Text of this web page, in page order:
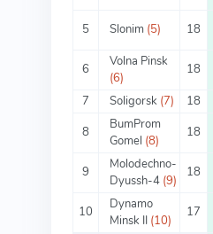
5
Slonim (5) 18
6
Volna Pinsk
(6)
18
7
Soligorsk (7) 18
8
BumProm
Gomel (8)
18
9
Molodechno-
Dyussh-4 (9)
18
10
Dynamo
Minsk II (10)
17